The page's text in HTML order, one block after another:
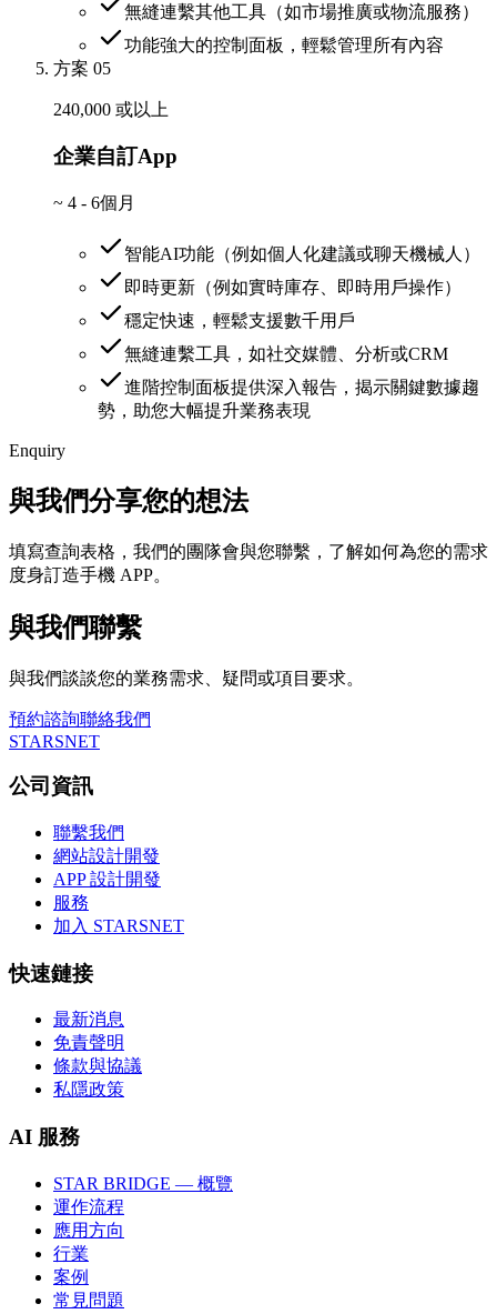
無縫連繫其他工具（如市場推廣或物流服務）
功能強大的控制面板，輕鬆管理所有內容
方案 05
240,000 或以上
企業自訂App
~ 4 - 6個月
智能AI功能（例如個人化建議或聊天機械人）
即時更新（例如實時庫存、即時用戶操作）
穩定快速，輕鬆支援數千用戶
無縫連繫工具，如社交媒體、分析或CRM
進階控制面板提供深入報告，揭示關鍵數據趨
勢，助您大幅提升業務表現
Enquiry
與我們分享您的想法
填寫查詢表格，我們的團隊會與您聯繫，了解如何為您的需求
度身訂造手機 APP。
與我們聯繫
與我們談談您的業務需求、疑問或項目要求。
預約諮詢聯絡我們
STARSNET
公司資訊
聯繫我們
網站設計開發
APP 設計開發
服務
加入 STARSNET
快速鏈接
最新消息
免責聲明
條款與協議
私隱政策
AI 服務
STAR BRIDGE — 概覽
運作流程
應用方向
行業
案例
常見問題